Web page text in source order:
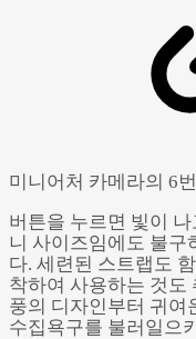
미니어처 카메라의 6
버튼을 누르면 빛이
니 사이즈임에도 불구
다. 세련된 스트랩도
착하여 사용하는 것도
풍의 디자인부터 귀여
수집욕구를 불러일으